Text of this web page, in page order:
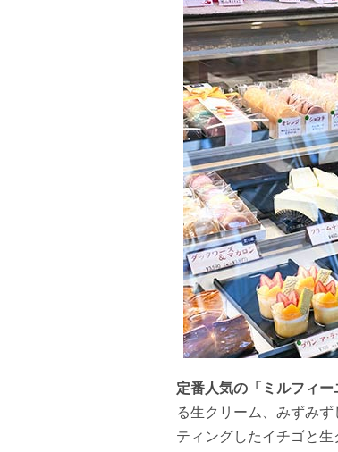
定番人気の「ミルフィー
る生クリーム、みずみ
ティングしたイチゴと